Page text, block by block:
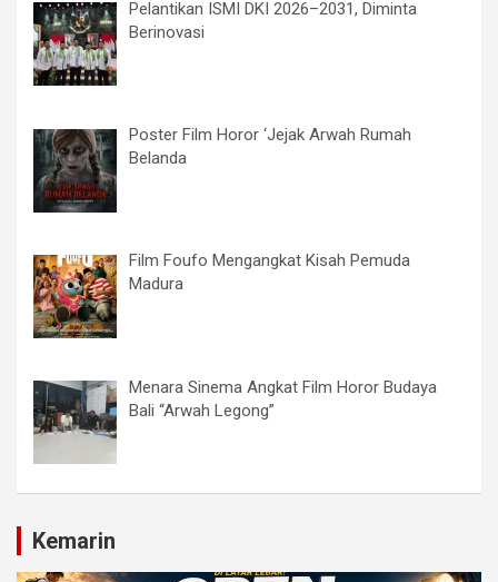
Pelantikan ISMI DKI 2026–2031, Diminta
Berinovasi
Poster Film Horor ‘Jejak Arwah Rumah
Belanda
Film Foufo Mengangkat Kisah Pemuda
Madura
Menara Sinema Angkat Film Horor Budaya
Bali “Arwah Legong”
Kemarin